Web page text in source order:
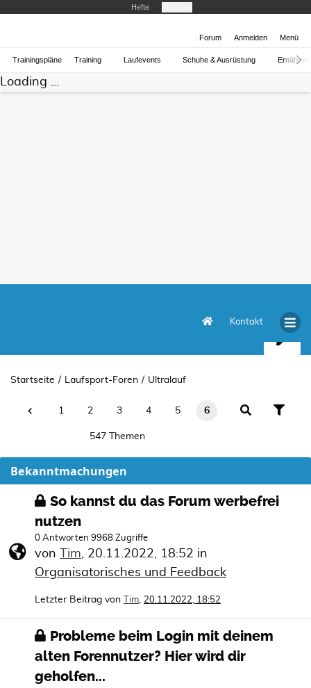
Hefte
Forum Anmelden Menü
Trainingspläne Training Laufevents Schuhe & Ausrüstung
Loading ...
Kontakt
Startseite Laufsport-Foren Ultralauf
1 2 3 4 5 6
547 Themen
Bekanntmachungen
So kannst du das Forum werbefrei
nutzen
0 Antworten 9968 Zugriffe
von Tim, 20.11.2022, 18:52 in
Organisatorisches und Feedback
Letzter Beitrag von Tim, 20.11.2022, 18:52
Probleme beim Login mit deinem
alten Forennutzer? Hier wird dir
geholfen...